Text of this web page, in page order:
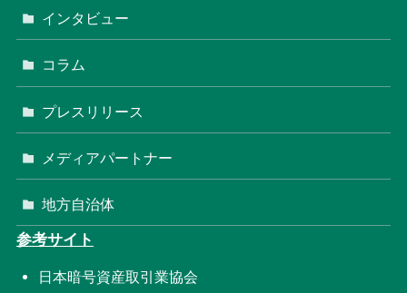
インタビュー
コラム
プレスリリース
メディアパートナー
地方自治体
参考サイト
日本暗号資産取引業協会